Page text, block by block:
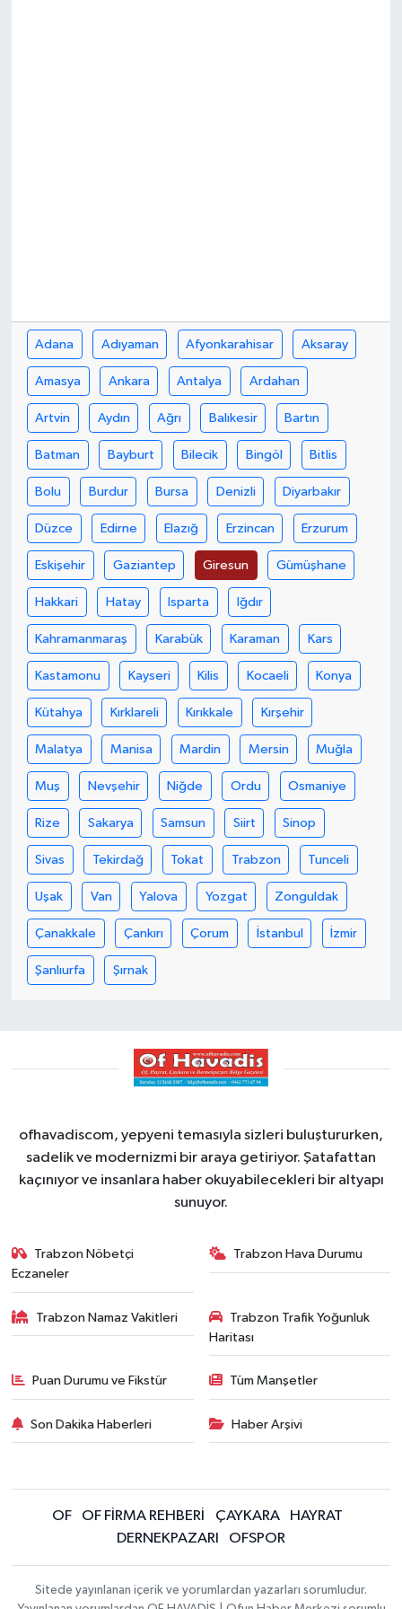
Adana Adıyaman Afyonkarahisar Aksaray
Amasya Ankara Antalya Ardahan
Artvin Aydın Ağrı Balıkesir Bartın
Batman Bayburt Bilecik Bingöl Bitlis
Bolu Burdur Bursa Denizli Diyarbakır
Düzce Edirne Elazığ Erzincan Erzurum
Eskişehir Gaziantep Giresun Gümüşhane
Hakkari Hatay Isparta Iğdır
Kahramanmaraş Karabük Karaman Kars
Kastamonu Kayseri Kilis Kocaeli Konya
Kütahya Kırklareli Kırıkkale Kırşehir
Malatya Manisa Mardin Mersin Muğla
Muş Nevşehir Niğde Ordu Osmaniye
Rize Sakarya Samsun Siirt Sinop
Sivas Tekirdağ Tokat Trabzon Tunceli
Uşak Van Yalova Yozgat Zonguldak
Çanakkale Çankırı Çorum İstanbul İzmir
Şanlıurfa Şırnak
ofhavadiscom, yepyeni temasıyla sizleri buluştururken,
sadelik ve modernizmi bir araya getiriyor. Şatafattan
kaçınıyor ve insanlara haber okuyabilecekleri bir altyapı
sunuyor.
Trabzon Nöbetçi
Eczaneler
Trabzon Hava Durumu
Trabzon Namaz Vakitleri
Trabzon Trafik Yoğunluk
Haritası
Puan Durumu ve Fikstür Tüm Manşetler
Son Dakika Haberleri Haber Arşivi
OF OF FİRMA REHBERİ ÇAYKARA
HAYRAT
DERNEKPAZARI
OFSPOR
Sitede yayınlanan içerik ve yorumlardan yazarları sorumludur.